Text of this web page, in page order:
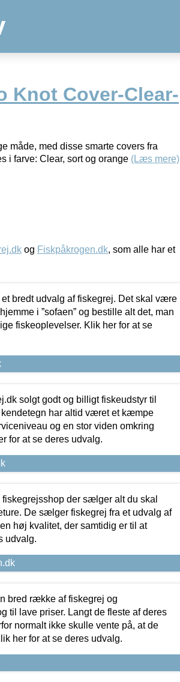
Knot Cover-Clear-
måde, med disse smarte covers fra
i farve: Clear, sort og orange (Læs mere)
og Fiskpåkrogen.dk, som alle har et
bredt udvalg af fiskegrej. Det skal være
i ”sofaen” og bestille alt det, man
fiskeoplevelser. Klik her for at se
solgt godt og billigt fiskeudstyr til
har altid været et kæmpe
og en stor viden omkring
for at se deres udvalg.
der sælger alt du skal
De sælger fiskegrej fra et udvalg af
høj kvalitet, der samtidig er til at
udvalg.
bred række af fiskegrej og
til lave priser. Langt de fleste af deres
normalt ikke skulle vente på, at de
her for at se deres udvalg.